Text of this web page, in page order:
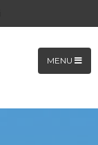
MENU